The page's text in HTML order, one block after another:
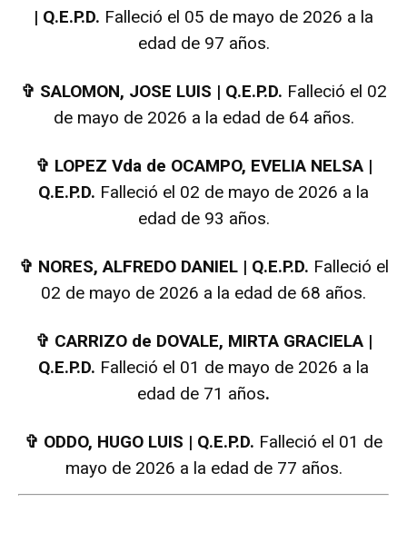
| Q.E.P.D. Falleció el 05 de mayo de 2026 a la
edad de 97 años.
✞ SALOMON, JOSE LUIS | Q.E.P.D. Falleció el 02
de mayo de 2026 a la edad de 64 años.
✞ LOPEZ Vda de OCAMPO, EVELIA NELSA |
Q.E.P.D. Falleció el 02 de mayo de 2026 a la
edad de 93 años.
✞ NORES, ALFREDO DANIEL | Q.E.P.D. Falleció el
02 de mayo de 2026 a la edad de 68 años.
✞ CARRIZO de DOVALE, MIRTA GRACIELA |
Q.E.P.D. Falleció el 01 de mayo de 2026 a la
edad de 71 años.
✞ ODDO, HUGO LUIS | Q.E.P.D. Falleció el 01 de
mayo de 2026 a la edad de 77 años.